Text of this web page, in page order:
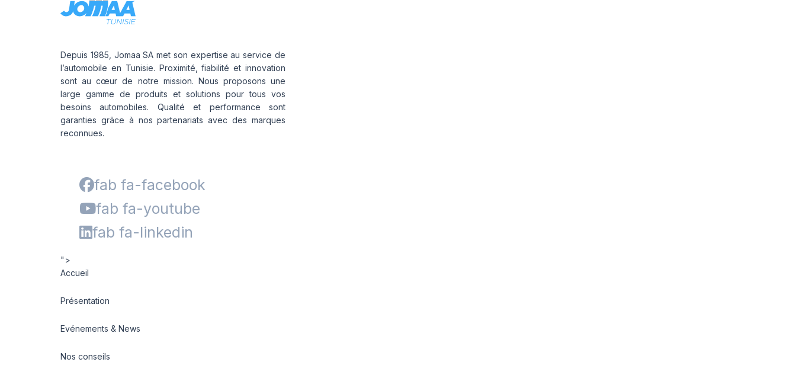
Depuis 1985, Jomaa SA met son expertise au service de
l’automobile en Tunisie. Proximité, fiabilité et innovation
sont au cœur de notre mission. Nous proposons une
large gamme de produits et solutions pour tous vos
besoins automobiles. Qualité et performance sont
garanties grâce à nos partenariats avec des marques
reconnues.
fab fa-facebook
fab fa-youtube
fab fa-linkedin
">
Accueil
Présentation
Evénements & News
Nos conseils